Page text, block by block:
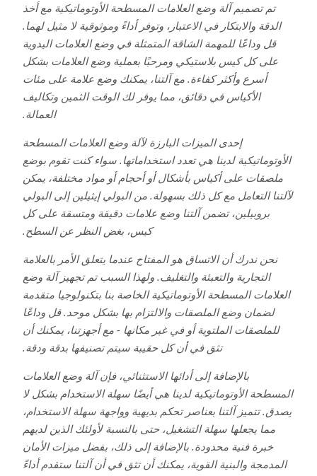
تم تصميم آلة وضع العلامات المسطحة الأوتوماتيكية مع أخذ
الدقة والابتكار في الاعتبار، وتوفر أداءً وموثوقية لا مثيل لهما.
قل وداعًا للمهمة الشاقة المتمثلة في وضع العلامات اليدوية
على كل كيس بلاستيكي ومرحبًا بعملية وضع العلامات بشكل
أسرع وأكثر كفاءة. مع آلتنا، يمكنك وضع علامة على مئات
الأكياس في دقائق، مما يوفر لك الوقت الثمين وتكاليف
العمالة.
إحدى الميزات البارزة لآلة وضع العلامات المسطحة
الأوتوماتيكية لدينا هي تعدد استخداماتها. سواء كنت تقوم بوضع
ملصقات على أكياس بأشكال أو أحجام أو مواد مختلفة، يمكن
لآلتنا التعامل مع كل ذلك بسهولة. من البولي إيثيلين إلى البولي
بروبيلين، تضمن آلتنا وضع علامات دقيقة ومتسقة على كل
كيس، بغض النظر عن السطح.
نحن ندرك أن الاتساق هو المفتاح عندما يتعلق الأمر بالعلامة
التجارية والتعبئة والتغليف. ولهذا السبب تم تجهيز آلة وضع
العلامات المسطحة الأوتوماتيكية الخاصة بنا بتكنولوجيا متقدمة
لضمان وضع الملصقات والالتزام بها بشكل موحد. قل وداعًا
للملصقات الملتوية أو في غير مكانها - مع أجهزتنا، يمكنك أن
تثق في أن كل حقيبة سيتم تصنيفها بدقة ودقة.
بالإضافة إلى أدائها الاستثنائي، فإن آلة وضع العلامات
المسطحة الأوتوماتيكية لدينا هي أيضًا سهلة الاستخدام بشكل لا
يصدق. تتميز آلتنا بعناصر تحكم بديهية وواجهة سهلة الاستخدام،
مما يجعلها سهلة التشغيل، حتى بالنسبة لأولئك الذين لديهم
خبرة فنية محدودة. بالإضافة إلى ذلك، بفضل ميزات الأمان
المدمجة والبنية القوية، يمكنك أن تثق في أن آلتنا ستقدم أداءً